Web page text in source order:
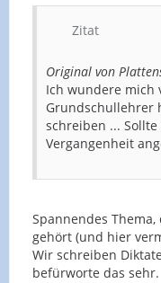
Zitat
Original von
Ich wundere mich
Grundschullehrer
schreiben ...
Vergangenheit
Spannendes
gehört (und hier
Wir schreiben
befürworte das sehr.